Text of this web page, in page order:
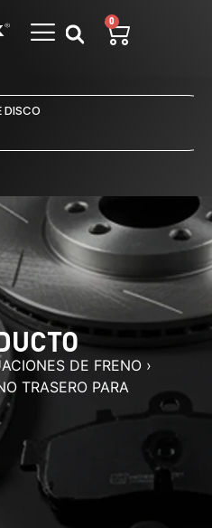
0
DE FRENO ›
TRASERO PARA